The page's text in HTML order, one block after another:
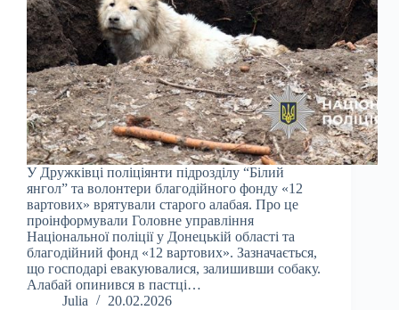
У Дружківці поліціянти підрозділу “Білий
янгол” та волонтери благодійного фонду «12
вартових» врятували старого алабая. Про це
проінформували Головне управління
Національної поліції у Донецькій області та
благодійний фонд «12 вартових». Зазначається,
що господарі евакуювалися, залишивши собаку.
Алабай опинився в пастці…
Julia
20.02.2026